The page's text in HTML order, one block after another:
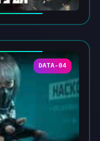
DATA-04